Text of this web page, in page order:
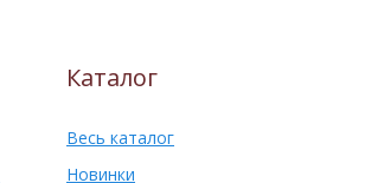
Каталог
Весь каталог
Новинки